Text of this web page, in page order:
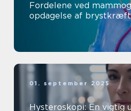
Fordelene ved
opdagelse af brystkræft
01. september 2025
Hysteroskopi: En vigtig